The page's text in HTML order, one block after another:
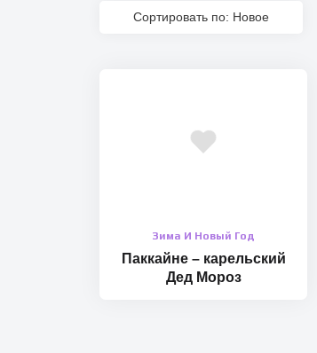
Сортировать по: Новое
Зима И Новый Год
Паккайне – карельский
Дед Мороз